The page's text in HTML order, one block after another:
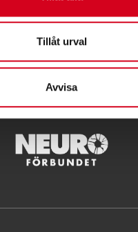
Tillåt urval
Avvisa